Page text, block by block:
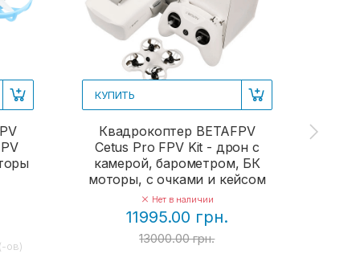
ов)
КУПИТЬ
Квадрокоптер BETAFPV
Cetus Pro FPV Kit - дрон с
камерой, барометром, БК
моторы, с очками и кейсом
Нет в наличии
11995.00 грн.
13000.00 грн.